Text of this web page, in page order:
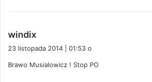
windix
z
23 listopada 2014 | 01:53 o
Brawo Musialowicz ! Stop PO